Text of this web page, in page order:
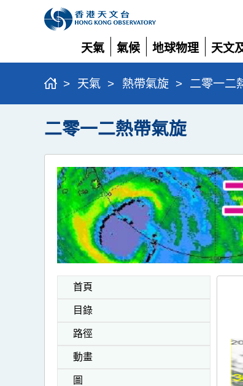
天氣
展
開
氣候
展
開
地球物理
展
開
天文
展
開
> 天氣 > 熱帶氣旋 > 二零一二
二零一二熱帶氣旋
首頁
目錄
路徑
動畫
圖